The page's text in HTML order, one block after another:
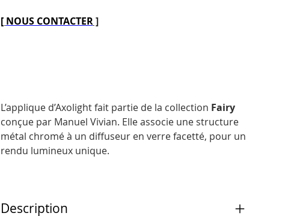
[ NOUS CONTACTER]
L’applique d’Axolight fait partie de la collection Fairy
conçue par Manuel Vivian. Elle associe une structure
métal chromé à un diffuseur en verre facetté, pour un
rendu lumineux unique.
Description